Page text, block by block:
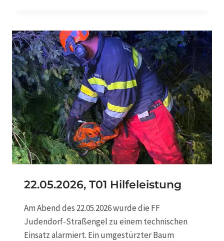
5
.
2
0
2
6
,
T
1
0
V
E
R
E
H
S
U
N
22.05.2026, T01 Hilfeleistung
Am Abend des 22.05.2026 wurde die FF
Judendorf-Straßengel zu einem technischen
Einsatz alarmiert. Ein umgestürzter Baum